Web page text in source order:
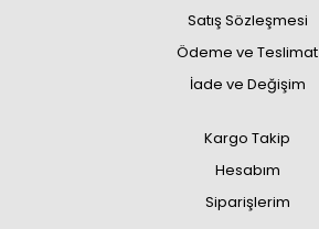
Satış Sözleşmesi
Ödeme ve Teslimat
İade ve Değişim
Kargo Takip
Hesabım
Siparişlerim